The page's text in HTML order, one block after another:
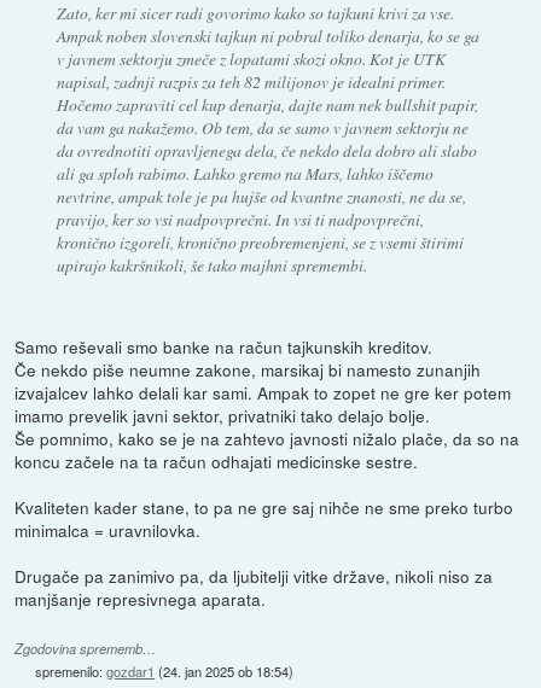
Zato, ker mi sicer radi govorimo kako so tajkuni krivi za vse.
Ampak noben slovenski tajkun ni pobral toliko denarja, ko se ga
v javnem sektorju zmeče z lopatami skozi okno. Kot je UTK
napisal, zadnji razpis za teh 82 milijonov je idealni primer.
Hočemo zapraviti cel kup denarja, dajte nam nek bullshit papir,
da vam ga nakažemo. Ob tem, da se samo v javnem sektorju ne
da ovrednotiti opravljenega dela, če nekdo dela dobro ali slabo
ali ga sploh rabimo. Lahko gremo na Mars, lahko iščemo
nevtrine, ampak tole je pa hujše od kvantne znanosti, ne da se,
pravijo, ker so vsi nadpovprečni. In vsi ti nadpovprečni,
kronično izgoreli, kronično preobremenjeni, se z vsemi štirimi
upirajo kakršnikoli, še tako majhni spremembi.
Samo reševali smo banke na račun tajkunskih kreditov.
Če nekdo piše neumne zakone, marsikaj bi namesto zunanjih
izvajalcev lahko delali kar sami. Ampak to zopet ne gre ker potem
imamo prevelik javni sektor, privatniki tako delajo bolje.
Še pomnimo, kako se je na zahtevo javnosti nižalo plače, da so na
koncu začele na ta račun odhajati medicinske sestre.
Kvaliteten kader stane, to pa ne gre saj nihče ne sme preko turbo
minimalca = uravnilovka.
Drugače pa zanimivo pa, da ljubitelji vitke države, nikoli niso za
manjšanje represivnega aparata.
Zgodovina sprememb…
spremenilo:gozdar1 (24. jan 2025 ob 18:54)